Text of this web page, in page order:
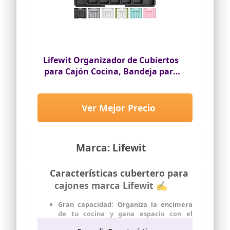
cosméticos e artículos de tocador
Lifewit Organizador de Cubiertos
para Cajón Cocina, Bandeja para
Compacto para Almacenar
Cucharas, Tenedores y Cuchillos,
Ancho 33-57 x Fondo 38 cm, Lote
Marca: Lifewit
Ver Mejor Precio
Características cubertero para
cajones marca Lifewit ✍
Gran capacidad: Organiza la encimera
de tu cocina y gana espacio con el